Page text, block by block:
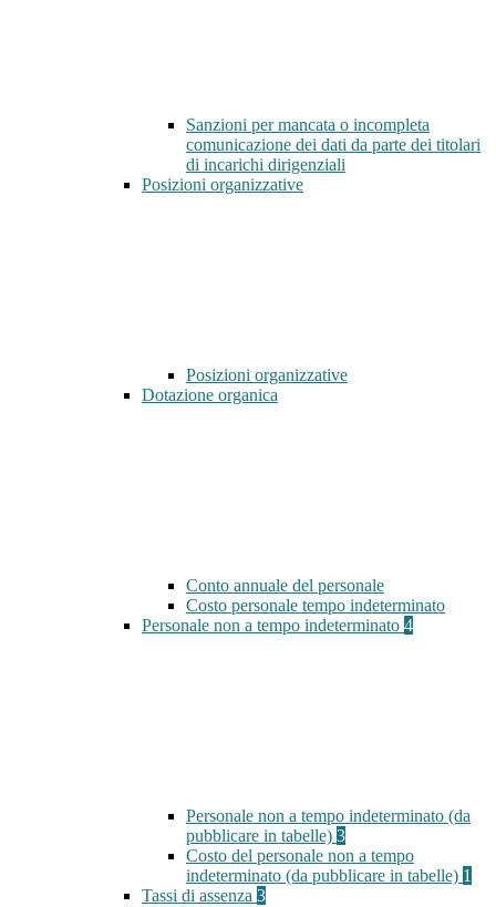
Sanzioni per mancata o incompleta
comunicazione dei dati da parte dei titolari
di incarichi dirigenziali
Posizioni organizzative
Posizioni organizzative
Dotazione organica
Conto annuale del personale
Costo personale tempo indeterminato
Personale non a tempo indeterminato 4
Personale non a tempo indeterminato (da
pubblicare in tabelle) 3
Costo del personale non a tempo
indeterminato (da pubblicare in tabelle) 1
Tassi di assenza 3